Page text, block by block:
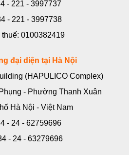
- 221 - 3997737
- 221 - 3997738
thuế: 0100382419
đại diện tại Hà Nội
(HAPULICO Complex)
- Phường Thanh Xuân
Hà Nội - Việt Nam
- 24 - 62759696
- 24 - 63279696